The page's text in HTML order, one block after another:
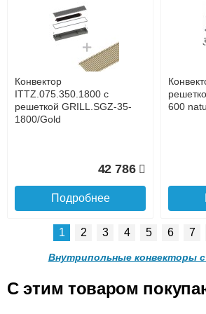
до
услуга
Конвектор ITT.080.200.1300
с решеткой GRILL.SGW-20-
1300 венге
35 326
Подробнее
с
1000
Конвектор ITT.080.200.900 с
решеткой GRILL.SGW-20-
900 венге
800
Конвектор
ITTZ.075.350.1800 с
решеткой GRILL.SGZ-35-
1800/Gold
42 786
Подробнее
600
1 2 3 4 5 6 7
Внутрипольные конвекторы
C этим товаром